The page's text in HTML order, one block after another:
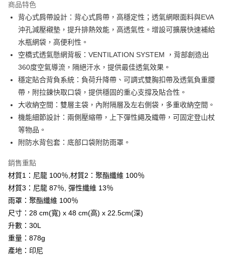
Google Pay
全盈+PAY
大哥付你分期
相關說明
【大哥付你分期使用說明】
1.本服務由台灣大哥大提供，台灣大哥大用戶可立即使用無須另外申請。
2.付款方式選擇「大哥付你分期」，訂單成立後會自動跳轉到大哥付的交易
流程，驗證手機門號後，選擇欲分期的期數、繳款截止日，確認付款後即完
成交易。
3.實際核准額度、可分期數及費用金額請依後續交易確認頁面所載為準。
消。如遇「轉專審核」未通過狀況，表示未達大哥付你分期系統評分，恕無
法說明評估內容。
1.分期款項不併入電信帳單，「大哥付你分期」於每月結算日後寄送繳費提
2.透過簡訊連結打開帳單後，可選擇「超商條碼／台灣大直營門市／銀行轉
帳／街口支付／iPASS MONEY」等通路繳費。
【注意事項】
1.本服務係由「台灣大哥大股份有限公司」（以下簡稱本公司）所提供，讓
用戶於交易時，得透過本服務購買商品或服務，並由商店將買賣／分期付款
2.基於同意付款使用「大哥付你分期」之契約關係目的，商店將以您的個人
資料（包含姓名、電話或地址）提供予台灣大哥大進項蒐集、處理及利用，
AFTEE先享後付
相關說明
【關於「AFTEE先享後付」】
AFTEE先享後付是「在收到商品之後才付款」的支付方式。 讓您購物簡單
便利好安心！
１．簡單：不需註冊會員、不需綁卡、不需儲值。
３．安心：先確認商品／服務後，再付款。
【「AFTEE先享後付」結帳流程】
１．於結帳方式選擇「AFTEE先享後付」後，將跳轉至「AFTEE先享後付」
２．訂單成立數日內，您將收到繳費通知簡訊。
３．收到繳費通知簡訊後14天內，點擊此簡訊中的連結，可透過四大超商／
ATM／網路銀行／等多元方式進行付款，方視為交易完成。
※ 請注意：結帳手續完成當下不需立刻繳費，但若您需要取消訂單，請聯絡
購買商品的店家。未經商家同意取消之訂單仍視為有效，需透過AFTEE先享
後付繳納相關費用。
是否繳費成功／繳費後需取消欲退款等相關疑問，請聯繫「AFTEE先享後付
ATM付款
運送方式
每筆NT$70，滿NT$799(含以上)免運費
商品特色
背心式肩帶設計：背心式肩帶，高穩定性；透氣網眼面料與EVA
沖孔減壓襯墊，提升排熱效能，高透氣性。增設可擴展快速補給
水瓶網袋，高便利性。
空橋式透氣懸網背板：VENTILATION SYSTEM ，背部創造出
360度空氣導流，隔絕汗水，提供最佳透氣效果。
穩定貼合背負系統：負荷升降帶、可調式雙胸扣帶及透氣負重腰
帶，附拉鍊快取口袋，提供穩固的重心支撐及貼合性。
大收納空間：雙層主袋，內附隔層及左右側袋，多重收納空間。
機能細節設計：兩側壓縮帶，上下彈性繩及織帶，可固定登山杖
等物品。
附防水背包套：底部口袋附防雨罩。
銷售重點
材質1：尼龍 100％,材質2：聚酯纖維 100％
材質3：尼龍 87％, 彈性纖維 13％
雨罩：聚酯纖維 100％
尺寸：28 cm(寬) x 48 cm(高) x 22.5cm(深)
升數：30L
重量：878g
產地：印尼